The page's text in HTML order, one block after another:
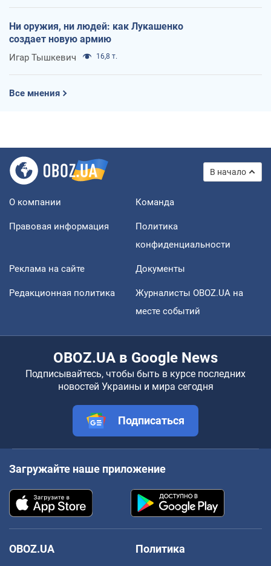
Ни оружия, ни людей: как Лукашенко
создает новую армию
Игар Тышкевич 16,8 т.
Все мнения
В начало
О компании Команда
Правовая информация
Политика
конфиденциальности
Реклама на сайте Документы
Редакционная политика
Журналисты OBOZ.UA на
месте событий
OBOZ.UA в Google News
Подписывайтесь, чтобы быть в курсе последних
новостей Украины и мира сегодня
Подписаться
Загружайте наше приложение
OBOZ.UA
Политика